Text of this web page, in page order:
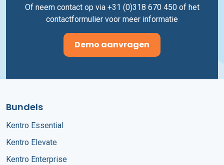
Of neem contact op via +31 (0)318 670 450 of het
contactformulier voor meer informatie
Demo aanvragen
Bundels
Kentro Essential
Kentro Elevate
Kentro Enterprise